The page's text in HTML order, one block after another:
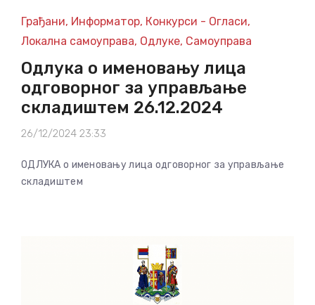
Грађани, Информатор, Конкурси - Огласи,
Локална самоуправа, Одлуке, Самоуправа
Одлука о именовању лица
одговорног за управљање
складиштем 26.12.2024
26/12/2024 23:33
ОДЛУКА о именовању лица одговорног за управљање
складиштем